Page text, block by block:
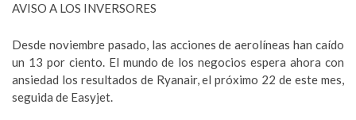
AVISO A LOS INVERSORES
Desde noviembre pasado, las acciones de aerolíneas han caído
un 13 por ciento. El mundo de los negocios espera ahora con
ansiedad los resultados de Ryanair, el próximo 22 de este mes,
seguida de Easyjet.